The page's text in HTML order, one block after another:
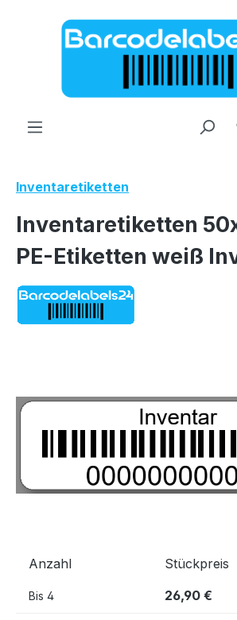
Zum Hauptinhalt springen
Inventaretiketten
Inventaretiketten
PE-Etiketten weiß
Anzahl Stückpreis
Bis 4 26,90 €